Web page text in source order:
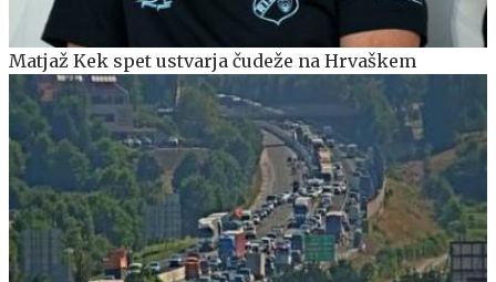
Matjaž Kek spet ustvarja čudeže na Hrvaškem